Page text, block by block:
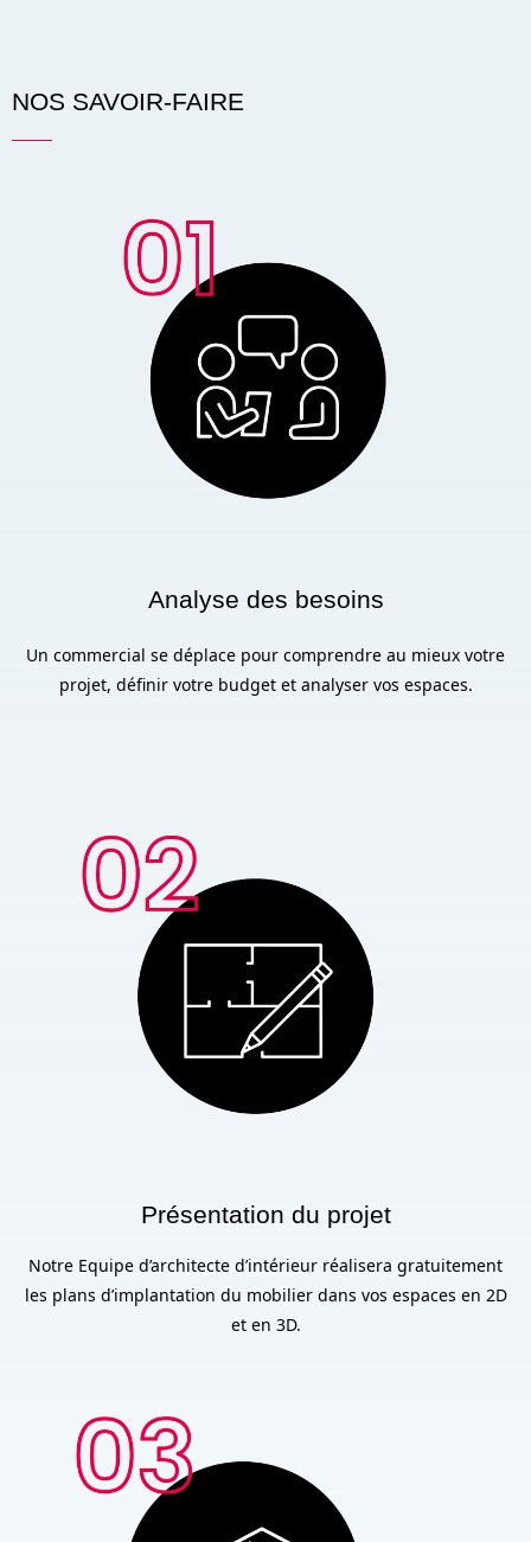
NOS SAVOIR-FAIRE
Analyse des besoins
Un commercial se déplace pour comprendre au mieux votre
projet, définir votre budget et analyser vos espaces.
Présentation du projet
Notre Equipe d’architecte d’intérieur réalisera gratuitement
les plans d’implantation du mobilier dans vos espaces en 2D
et en 3D.